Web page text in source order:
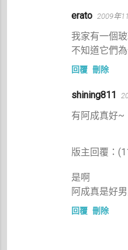
erato 2009年
我家有一個
不知道它們
回覆 刪除
shining811
有阿成真好~
版主回覆：
是啊
阿成真是好
回覆 刪除